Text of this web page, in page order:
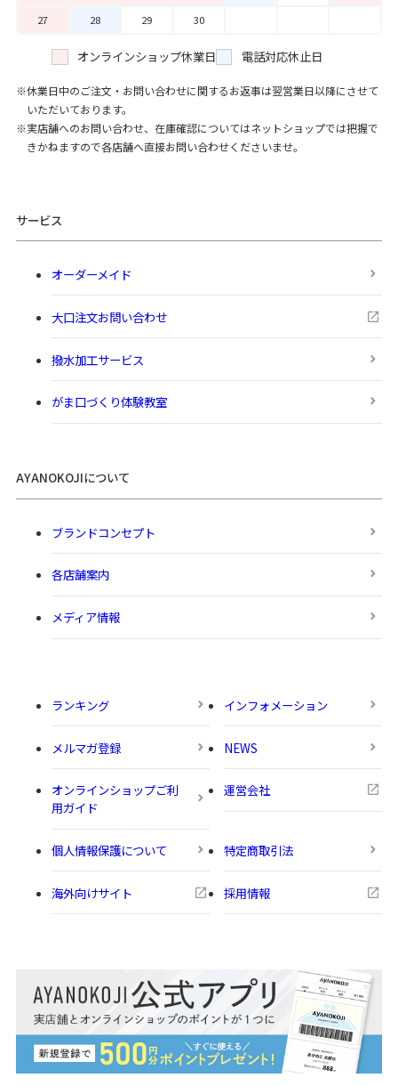
27
28 29 30
オンラインショップ休業日 電話対応休止日
休業日中のご注文・お問い合わせに関するお返事は翌営業日以降にさせて
いただいております。
実店舗へのお問い合わせ、在庫確認についてはネットショップでは把握で
きかねますので各店舗へ直接お問い合わせくださいませ。
サービス
オーダーメイド
大口注文お問い合わせ
撥水加工サービス
がま口づくり体験教室
AYANOKOJIについて
ブランドコンセプト
各店舗案内
メディア情報
ランキング インフォメーション
メルマガ登録 NEWS
オンラインショップご利
用ガイド
運営会社
個人情報保護について 特定商取引法
海外向けサイト 採用情報